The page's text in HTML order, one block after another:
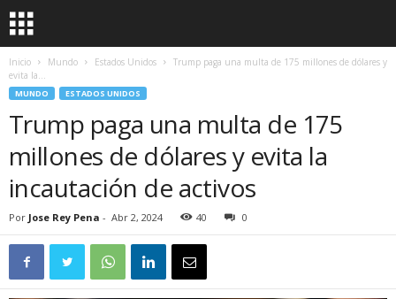
Inicio Mundo Estados Unidos
Trump paga una multa de 175 millones de dólares y
evita la...
MUNDO ESTADOS UNIDOS
Trump paga una multa de 175
millones de dólares y evita la
incautación de activos
Por Jose Rey Pena - Abr 2, 2024 40 0